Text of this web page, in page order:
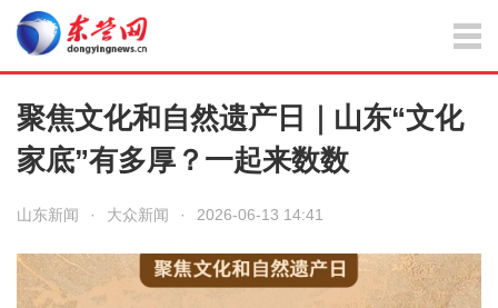
聚焦文化和自然遗产日｜山东“文化
家底”有多厚？一起来数数
山东新闻 · 大众新闻 · 2026-06-13 14:41